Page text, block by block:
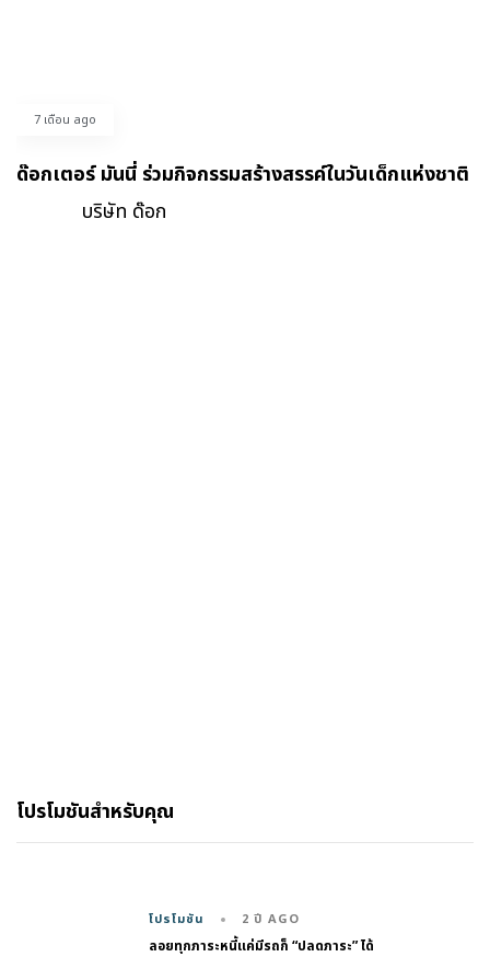
7 เดือน ago
ด๊อกเตอร์ มันนี่ ร่วมกิจกรรมสร้างสรรค์ในวันเด็กแห่งชาติ
บริษัท ด๊อก
โปรโมชันสำหรับคุณ
โปรโมชัน 2 ปี AGO
ลอยทุกภาระหนี้แค่มีรถก็ “ปลดภาระ” ได้